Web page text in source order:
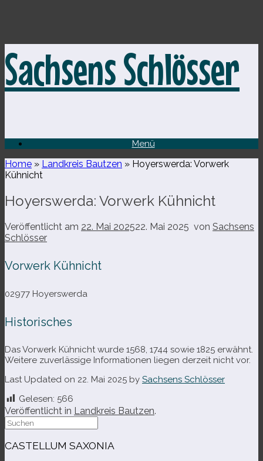
Inhalt
springen
Sachsens Schlösser
Menü
Home » Landkreis Bautzen » Hoyerswerda: Vorwerk
Kühnicht
Hoyerswerda: Vorwerk Kühnicht
Veröffentlicht am 22. Mai 202522. Mai 2025 von Sachsens
Schlösser
Vorwerk Kühnicht
02977 Hoyerswerda
Historisches
Das Vorwerk Kühnicht wurde 1568, 1744 sowie 1825 erwähnt.
Weitere zuver­läs­sige Informationen lie­gen der­zeit nicht vor.
Last Updated on 22. Mai 2025 by Sachsens Schlösser
Gelesen: 566
Veröffentlicht in Landkreis Bautzen.
Suche
nach:
CASTELLUM SAXONIA